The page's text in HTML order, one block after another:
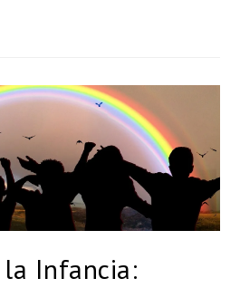
la Infancia: